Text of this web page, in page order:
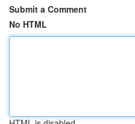
Submit a Comment
No HTML